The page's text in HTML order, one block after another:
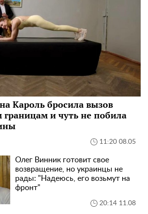
Кароль бросила вызов
границам и чуть не побила
11:20 08.05
Олег Винник готовит свое
возвращение, но украинцы не
рады: "Надеюсь, его возьмут на
фронт"
20:14 11.08